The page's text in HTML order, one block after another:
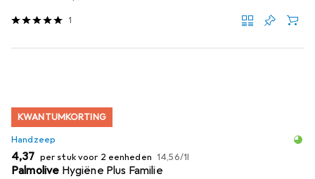
1
KWANTUMKORTING
Handzeep
EUR
4,37 per stuk voor 2 eenheden EUR
14,56/1l
Palmolive Hygiëne Plus Familie